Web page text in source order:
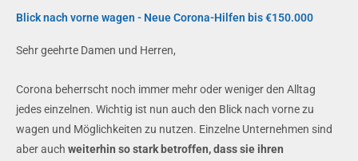
Blick nach vorne wagen - Neue Corona-Hilfen bis €150.000
Sehr geehrte Damen und Herren,
Corona beherrscht noch immer mehr oder weniger den Alltag
jedes einzelnen. Wichtig ist nun auch den Blick nach vorne zu
wagen und Möglichkeiten zu nutzen. Einzelne Unternehmen sind
aber auch weiterhin so stark betroffen, dass sie ihren